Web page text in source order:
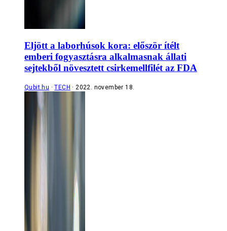
Eljött a laborhúsok kora: először ítélt
emberi fogyasztásra alkalmasnak állati
sejtekből növesztett csirkemellfilét az FDA
Qubit.hu TECH 2022. november 18.